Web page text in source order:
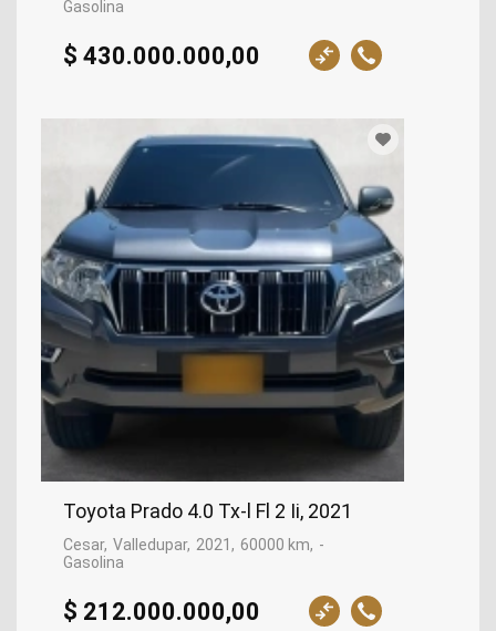
Gasolina
$ 430.000.000,00
Toyota Prado 4.0 Tx-l Fl 2 Ii, 2021
Cesar Valledupar 2021 60000 km
-
Gasolina
$ 212.000.000,00